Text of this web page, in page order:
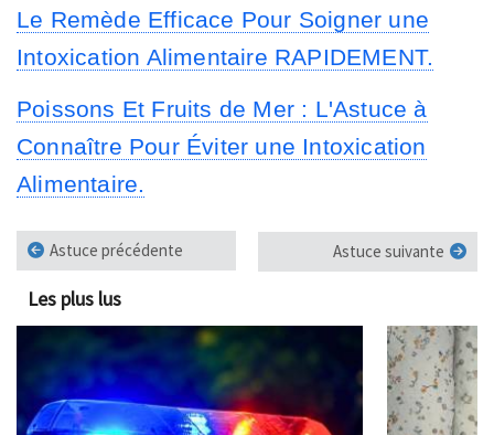
Le Remède Efficace Pour Soigner une
Intoxication Alimentaire RAPIDEMENT.
Poissons Et Fruits de Mer : L'Astuce à
Connaître Pour Éviter une Intoxication
Alimentaire.
Astuce précédente Astuce suivante
Les plus lus